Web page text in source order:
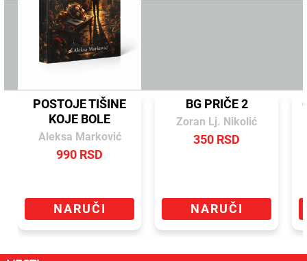
POSTOJE TIŠINE
KOJE BOLE
Aleksa Marković
990 RSD
NARUČI
BG PRIČE 2
Zoran Lj. Nikolić
350 RSD
NARUČI